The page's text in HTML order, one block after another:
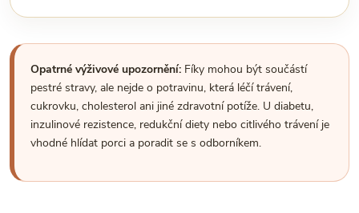
Opatrné výživové upozornění: Fíky mohou být součástí
pestré stravy, ale nejde o potravinu, která léčí trávení,
cukrovku, cholesterol ani jiné zdravotní potíže. U diabetu,
inzulinové rezistence, redukční diety nebo citlivého trávení je
vhodné hlídat porci a poradit se s odborníkem.